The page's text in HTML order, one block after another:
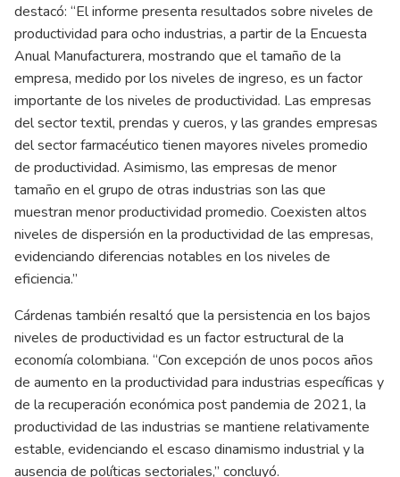
destacó: “El informe presenta resultados sobre niveles de
productividad para ocho industrias, a partir de la Encuesta
Anual Manufacturera, mostrando que el tamaño de la
empresa, medido por los niveles de ingreso, es un factor
importante de los niveles de productividad. Las empresas
del sector textil, prendas y cueros, y las grandes empresas
del sector farmacéutico tienen mayores niveles promedio
de productividad. Asimismo, las empresas de menor
tamaño en el grupo de otras industrias son las que
muestran menor productividad promedio. Coexisten altos
niveles de dispersión en la productividad de las empresas,
evidenciando diferencias notables en los niveles de
eficiencia.”
Cárdenas también resaltó que la persistencia en los bajos
niveles de productividad es un factor estructural de la
economía colombiana. “Con excepción de unos pocos años
de aumento en la productividad para industrias específicas y
de la recuperación económica post pandemia de 2021, la
productividad de las industrias se mantiene relativamente
estable, evidenciando el escaso dinamismo industrial y la
ausencia de políticas sectoriales,” concluyó.